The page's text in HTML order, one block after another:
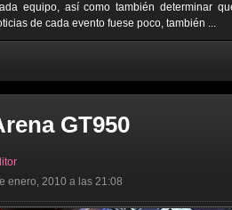
equipo, así como también determinar
de cada evento fuese poco, también ...
GT950
enero, 2010 a las 21:08